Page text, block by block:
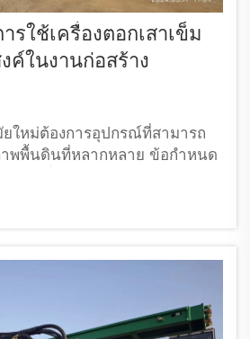
รใช้เครื่องตอกเสาเข็ม
ค์ในงานก่อสร้าง
ยใหม่ต้องการอุปกรณ์ที่สามารถ
พพื้นดินที่หลากหลาย ข้อกำหนด
ร้างที่ซับซ้อน และระยะเวลา
เครื่องตอกเสาเข็มแบบ
การยอมรับว่าเป็นเครื่องจักรที่
ำงาน...